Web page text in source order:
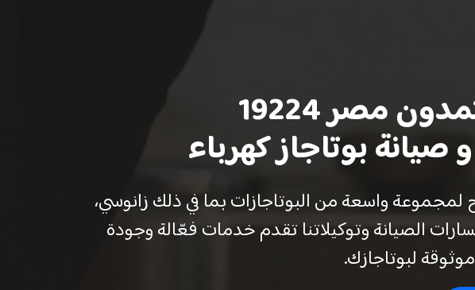
مصر 19224
صيانة بوتاجاز كهرباء
19224، نقدم خدمات الإصلاح لمجموعة واسعة من البوتاجازات بما في ذلك زانوسي،
الصيانة وتوكيلاتنا تقدم خدمات فعّالة وجودة
لبوتاجازك.